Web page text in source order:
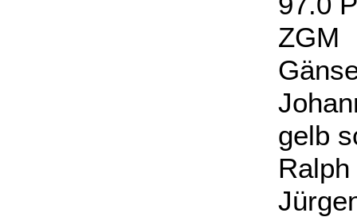
ZGM
gelb